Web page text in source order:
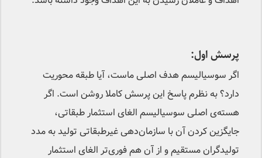
پرسش اول:
اگر سوسیالیسم هدف اصلی ماست، آیا طبقه محوریت
دارد؟ به نظرم پاسخ این پرسش کاملا روشن است. اگر
هسته‌ی اصلی سوسیالیسم الغای استثمار طبقاتی،
جایگزین کردن آن با سازمان‌دهی غیرطبقاتی تولید به مدد
تولیدگران مستقیم و از آن هم فوری‌تر الغای استثمار